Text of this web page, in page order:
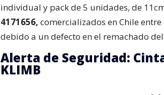
individual y pack de 5 unidades, de
4171656, comercializados en Chile
debido a un defecto en el remachado
Alerta de Seguridad:
KLIMB